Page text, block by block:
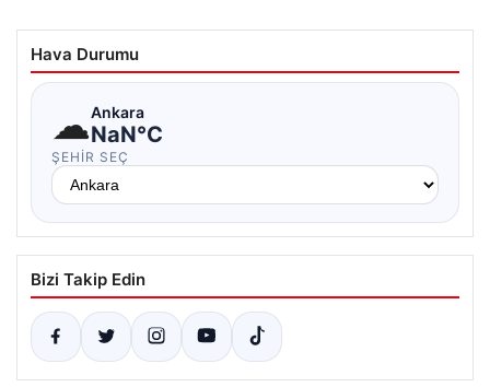
Hava Durumu
☁Ankara
NaN°C
ŞEHIR SEÇ
Bizi Takip Edin